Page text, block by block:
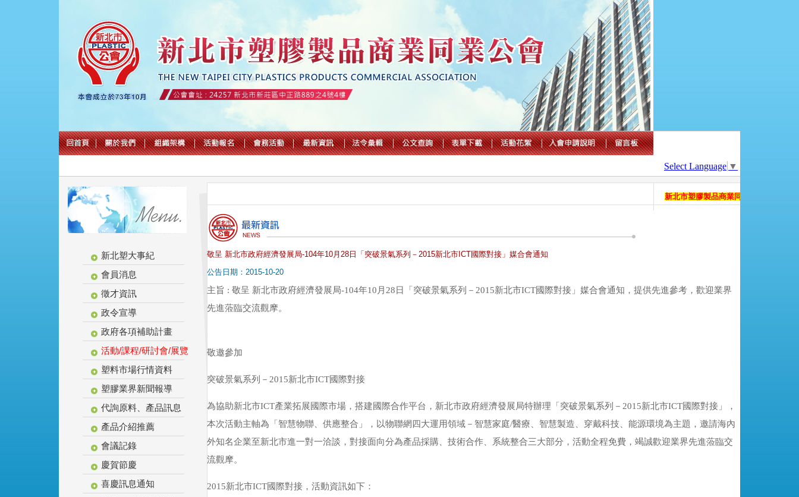
Select Language ▼
新北塑大事紀
會員消息
徵才資訊
政令宣導
政府各項補助計畫
活動/課程/研討會/展覽
塑料市場行情資料
塑膠業界新聞報導
代詢原料、產品訊息
產品介紹推薦
會議記錄
慶賀節慶
喜慶訊息通知
新北市塑膠製品商業同業公會 官方國際
敬呈 新北市政府經濟發展局-104年10月28日「突破景氣系列－2015新北市ICT國際對接」媒合會通知
公告日期：2015-10-20
主旨 : 敬呈 新北市政府經濟發展局-104年10月28日「突破景氣系列－2015新北市ICT國際對接」媒合會通知，提供先進參考，歡迎業界
先進蒞臨交流觀摩。
敬邀參加
突破景氣系列－2015新北市ICT國際對接
為協助新北市ICT產業拓展國際市場，搭建國際合作平台，新北市政府經濟發展局特辦理「突破景氣系列­­－2015新北市ICT國際對接」，
本次活動主軸為「智慧物聯、供應整合」，以物聯網四大運用領域－智慧家庭/醫療、智慧製造、穿戴科技、能源環境為主題，邀請海內
外知名企業至新北市進一對一洽談，對接面向分為產品採購、技術合作、系統整合三大部分，活動全程免費，竭誠歡迎業界先進蒞臨交
流觀摩。
2015新北市ICT國際對接，活動資訊如下：